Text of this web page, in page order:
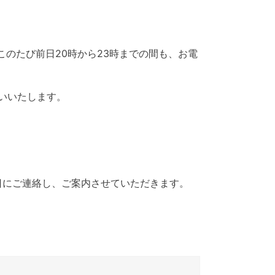
のたび前日20時から23時までの間も、お電
たします。
ご連絡し、ご案内させていただきます。